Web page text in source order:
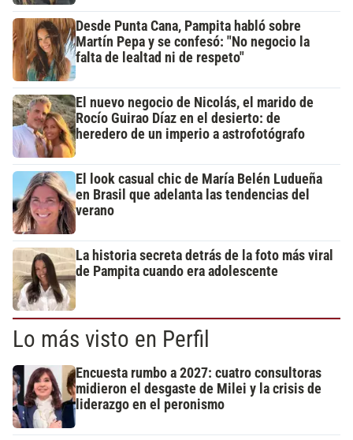
Desde Punta Cana, Pampita habló sobre
Martín Pepa y se confesó: "No negocio la
falta de lealtad ni de respeto"
El nuevo negocio de Nicolás, el marido de
Rocío Guirao Díaz en el desierto: de
heredero de un imperio a astrofotógrafo
El look casual chic de María Belén Ludueña
en Brasil que adelanta las tendencias del
verano
La historia secreta detrás de la foto más viral
de Pampita cuando era adolescente
Lo más visto en Perfil
Encuesta rumbo a 2027: cuatro consultoras
midieron el desgaste de Milei y la crisis de
liderazgo en el peronismo